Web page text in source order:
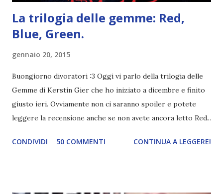
La trilogia delle gemme: Red,
Blue, Green.
gennaio 20, 2015
Buongiorno divoratori :3 Oggi vi parlo della trilogia delle
Gemme di Kerstin Gier che ho iniziato a dicembre e finito
giusto ieri. Ovviamente non ci saranno spoiler e potete
leggere la recensione anche se non avete ancora letto Red.
Green sono state delle letture molto piacevoli ma non
CONDIVIDI 50 COMMENTI CONTINUA A LEGGERE!